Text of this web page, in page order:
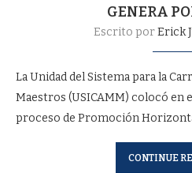
GENERA
Escrito porErick
La Unidad del Sistema para la
Maestros (USICAMM) colocó en
proceso de Promoción
CONTINUE